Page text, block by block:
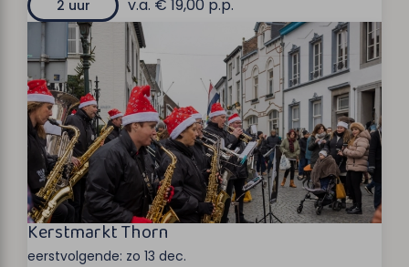
2 uur v.a. € 19,00 p.p.
Kerstmarkt Thorn
eerstvolgende: zo 13 dec.